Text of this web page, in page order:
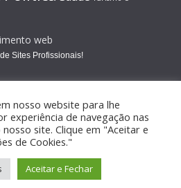
Sites Profissionais!
GAZETA ONLINE
reservados.
Powered by
nosso website para lhe
experiência de navegação nas
site. Clique em "Aceitar e
de Cookies."
Aceitar e Fechar